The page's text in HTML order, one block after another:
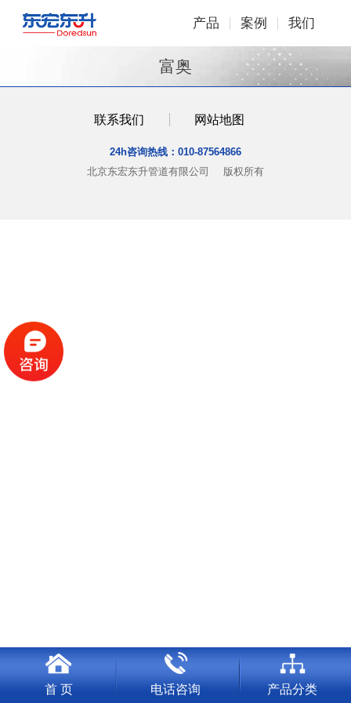
产品 案例 我们
富奥
联系我们 网站地图
24h咨询热线： 010-87564866
北京东宏东升管道有限公司
版权所有
首 页 电话咨询 产品分类